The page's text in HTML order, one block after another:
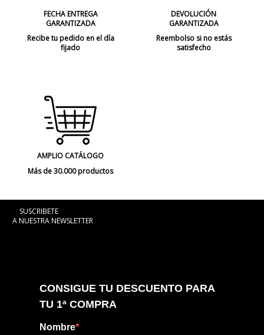
FECHA ENTREGA
GARANTIZADA
Recibe tu pedido en el día
fijado
DEVOLUCIÓN
GARANTIZADA
Reembolso si no estás
satisfecho
AMPLIO CATÁLOGO
Más de 30.000 productos
SUSCRIBETE
A NUESTRA NEWSLETTER